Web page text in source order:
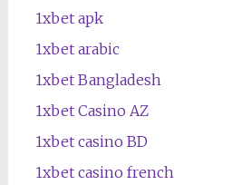
1xbet apk
1xbet arabic
1xbet Bangladesh
1xbet Casino AZ
1xbet casino BD
1xbet casino french